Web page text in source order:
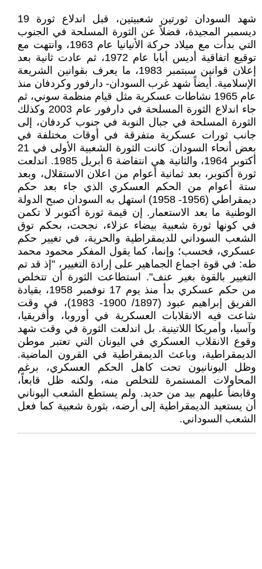
شهد السودان ثورتين شعبيتين، قبل اندلاع ثورة 19
ديسمبر المجيدة، فضلاً عن الثورة المسلحة في الجنوب
التي بدأت مع ميلاد حركة الأنيانيا عام 1963، وانتهت مع
توقيع اتفاقية أديس أبابا عام 1972، ثم عادت ثانية بعد
إعلان قوانين سبتمبر 1983، ما يعرف بقوانين الشريعة
الإسلامية. أيضاً شهد غرب السودان- دارفور وكردفان منذ
عام 1965 نشاطات عسكرية مثل قيام منظمة سوني، ثم
جاء اندلاع الثورة المسلحة في دارفور عام 2003 وكذلك
الثورة المسلحة في جبال النوبة في جنوب كردفان، إلى
جانب ثورات عسكرية متفرقة في أوقات مختلفة في
بعض أنحاء السودان. كانت الثورة الشعبية الأولى في 21
أكتوبر 1964، والثانية هي انتفاضة 6 أبريل 1985. اندلعت
ثورة أكتوبر، بعد ثمانية أعوام من اعلان الاستقلال، وبعد
ستة أعوام من الحكم العسكري الذي جاء بعد حكم
ديمقراطي (1956- 1958) استهل به السودان صبح الدولة
الوطنية ما بعد الاستعمار. إن قيمة ثورة أكتوبر لا تكمن
في كونها ثورة شعبية بيضاء عزلاء، نجحت، بحكم توق
الشعب السوداني للديمقراطية والحرية، في تغيير حكم
عسكري، فحسب؛ وإنما، كما يقول المفكر محمود محمد
طه: في قوة اجماع الجماهير على إرادة التغيير، "إذ قد تم
التغيير بالقوة بغير عنف". استطاعت الثورة أن تتخلص
من حكم عسكري بدأ منذ يوم 17 نوفمبر 1958، بقيادة
الفريق إبراهيم عبود (1897/ 1900- 1983)، في وقت
شاعت فيه الانقلابات العسكرية في أوروبا، وأفريقيا،
وآسيا، وأمريكا اللاتينية. بل اندلعت الثورة في وقت شهد
وقوع الانقلاب العسكري في اليونان التي تعتبر موطن
الديمقراطية، وباعث الديمقراطية في القرون الماضية.
وظل اليونانيون تحت كاهل الحكم العسكري، برغم
المحاولات المستمرة للتخلص منه، ولكنه ظل قابعاً،
وقابضاً عليهم بيد من حديد. ولم يستطع الشعب اليوناني
أن يستعيد الديمقراطية إلى أرضه، بثورة شعبية كما فعل
الشعب السوداني.